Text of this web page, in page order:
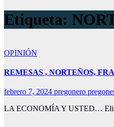
Etiqueta:
OPINIÓN
REMESAS , NORTEÑOS,
febrero 7, 2024 pregonero
LA ECONOMÍA Y USTED…